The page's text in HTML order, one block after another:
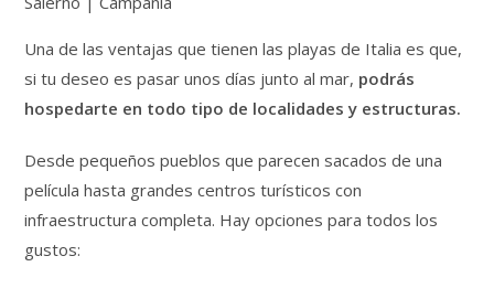
Una de las ventajas que tienen las playas de Italia es que,
si tu deseo es pasar unos días junto al mar, podrás
hospedarte en todo tipo de localidades y estructuras.
Desde pequeños pueblos que parecen sacados de una
película hasta grandes centros turísticos con
infraestructura completa. Hay opciones para todos los
gustos: